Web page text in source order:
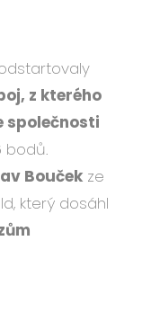
z kterého
společnosti
bodů.
Bouček ze
který dosáhl